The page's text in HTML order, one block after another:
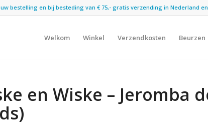
en bij besteding van € 75,- gratis verzending in Nederland en
Welkom Winkel Verzendkosten Beurzen
en Wiske – Jeromba